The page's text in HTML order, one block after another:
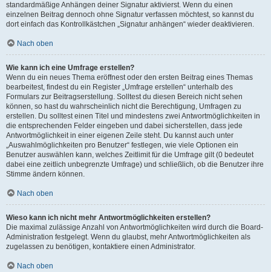
standardmäßige Anhängen deiner Signatur aktivierst. Wenn du einen
einzelnen Beitrag dennoch ohne Signatur verfassen möchtest, so kannst du
dort einfach das Kontrollkästchen „Signatur anhängen“ wieder deaktivieren.
Nach oben
Wie kann ich eine Umfrage erstellen?
Wenn du ein neues Thema eröffnest oder den ersten Beitrag eines Themas
bearbeitest, findest du ein Register „Umfrage erstellen“ unterhalb des
Formulars zur Beitragserstellung. Solltest du diesen Bereich nicht sehen
können, so hast du wahrscheinlich nicht die Berechtigung, Umfragen zu
erstellen. Du solltest einen Titel und mindestens zwei Antwortmöglichkeiten in
die entsprechenden Felder eingeben und dabei sicherstellen, dass jede
Antwortmöglichkeit in einer eigenen Zeile steht. Du kannst auch unter
„Auswahlmöglichkeiten pro Benutzer“ festlegen, wie viele Optionen ein
Benutzer auswählen kann, welches Zeitlimit für die Umfrage gilt (0 bedeutet
dabei eine zeitlich unbegrenzte Umfrage) und schließlich, ob die Benutzer ihre
Stimme ändern können.
Nach oben
Wieso kann ich nicht mehr Antwortmöglichkeiten erstellen?
Die maximal zulässige Anzahl von Antwortmöglichkeiten wird durch die Board-
Administration festgelegt. Wenn du glaubst, mehr Antwortmöglichkeiten als
zugelassen zu benötigen, kontaktiere einen Administrator.
Nach oben